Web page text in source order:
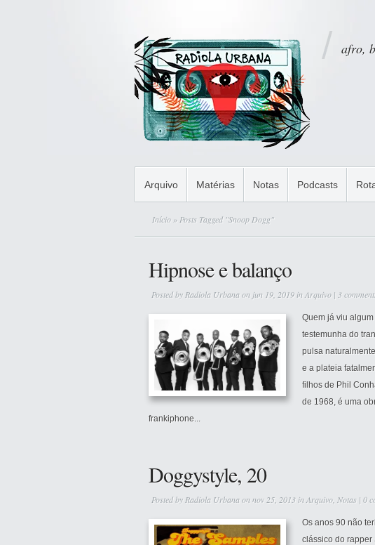
afro,
Arquivo Matérias Notas Podcasts
Início » Posts Tagged "Snoop Dogg"
Hipnose e balanço
Posted by Radiola Urbanaon jun 19, 2019 inArquivo | 3
Quem já viu
testemunha do
pulsa
e a plateia
filhos de Phil
de 1968, é uma
frankiphone...
Doggystyle, 20
Posted by Radiola Urbanaon nov 25, 2013 inArquivo Notas | 0
Os anos 90 não
clássico do